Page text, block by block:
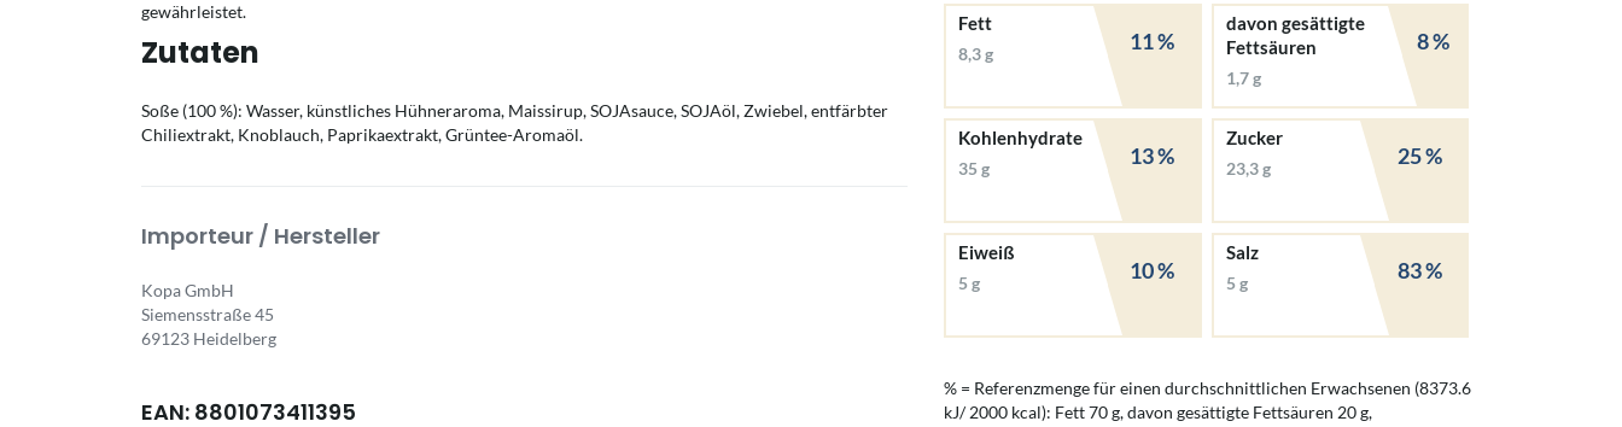
gewährleistet.
Zutaten
Soße (100 %): Wasser, künstliches Hühneraroma, Maissirup, SOJAsauce, SOJAöl, Zwiebel, entfärbter
Chiliextrakt, Knoblauch, Paprikaextrakt, Grüntee-Aromaöl.
Importeur / Hersteller
Kopa GmbH
Siemensstraße 45
69123 Heidelberg
EAN: 8801073411395
Fett
8,3 g 11 %
davon gesättigte
Fettsäuren
1,7 g
8 %
Kohlenhydrate
35 g 13 %
Zucker
23,3 g 25 %
Eiweiß
5 g 10 %
Salz
5 g 83 %
% = Referenzmenge für einen durchschnittlichen Erwachsenen (8373.6
kJ/ 2000 kcal): Fett 70 g, davon gesättigte Fettsäuren 20 g,